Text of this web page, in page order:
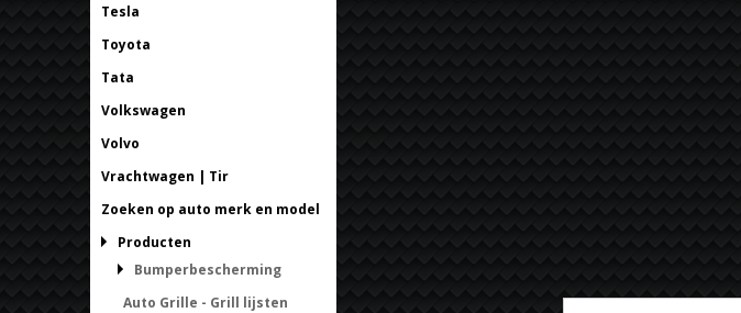
Tesla
Toyota
Tata
Volkswagen
Volvo
Vrachtwagen | Tir
Zoeken op auto merk en model
Producten
Bumperbescherming
Auto Grille - Grill lijsten